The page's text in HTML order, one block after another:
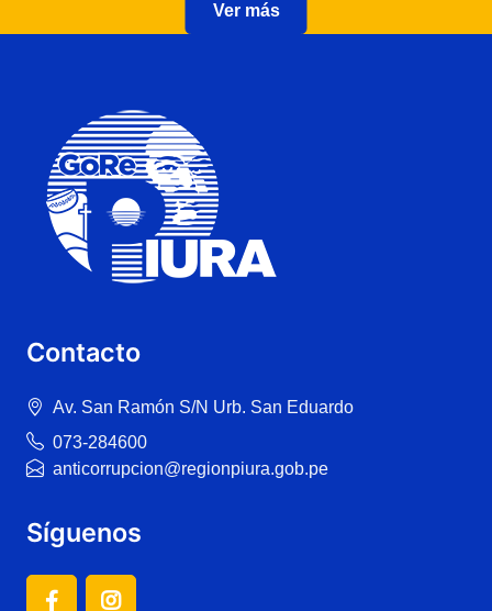
Ver más
Contacto
Av. San Ramón S/N Urb. San Eduardo
073-284600
anticorrupcion@regionpiura.gob.pe
Síguenos